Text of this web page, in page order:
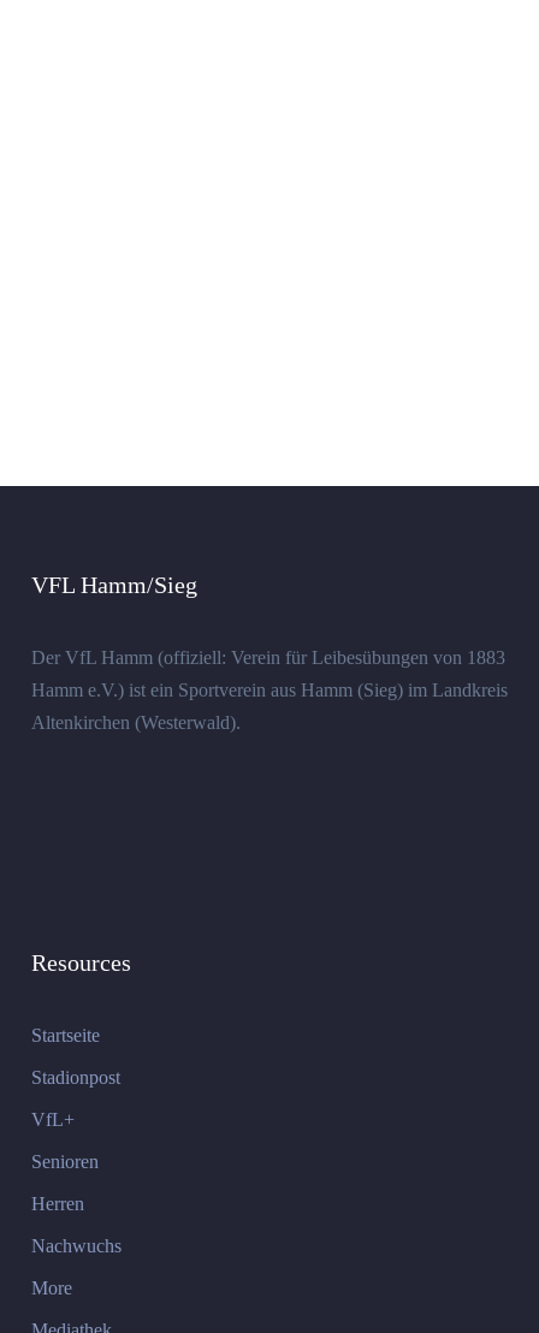
VFL Hamm/Sieg
Der VfL Hamm (offiziell: Verein für Leibesübungen von 1883
Hamm e.V.) ist ein Sportverein aus Hamm (Sieg) im Landkreis
Altenkirchen (Westerwald).
Resources
Startseite
Stadionpost
VfL+
Senioren
Herren
Nachwuchs
More